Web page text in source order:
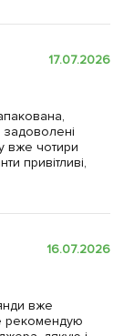
17.07.2026
вже чотири
привітливі,
16.07.2026
вже
рекомендую